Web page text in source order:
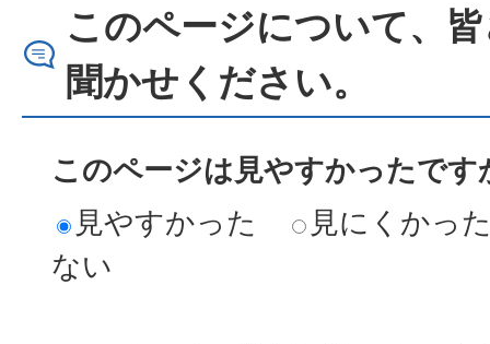
このページについて、
聞かせください。
このページは見やすかったです
見やすかった
見にくかっ
ない